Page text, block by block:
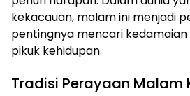
kekacauan, malam ini menjadi
pentingnya mencari
pikuk kehidupan.
Tradisi Perayaan Malam